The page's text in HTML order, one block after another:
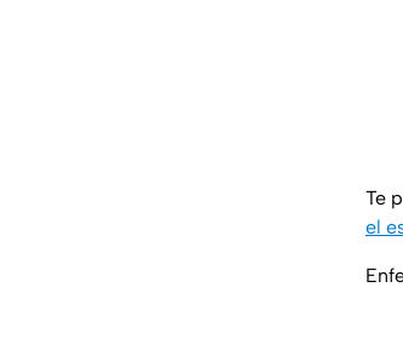
Te
el